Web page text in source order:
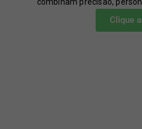
Clique